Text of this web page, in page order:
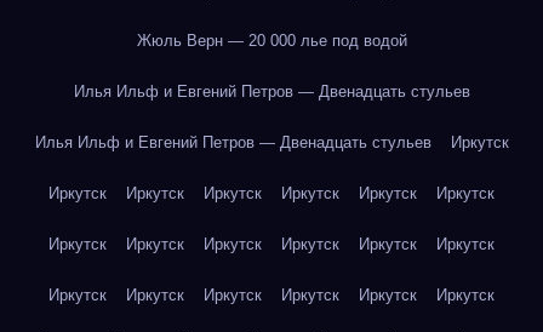
Жюль Верн — 20 000 лье под водой
Илья Ильф и Евгений Петров — Двенадцать стульев
Илья Ильф и Евгений Петров — Двенадцать стульев Иркутск
Иркутск Иркутск Иркутск Иркутск Иркутск Иркутск
Иркутск Иркутск Иркутск Иркутск Иркутск Иркутск
Иркутск Иркутск Иркутск Иркутск Иркутск Иркутск